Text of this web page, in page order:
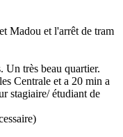
Madou et l'arrêt de tram
très beau quartier.
Centrale et a 20 min a
stagiaire/ étudiant de